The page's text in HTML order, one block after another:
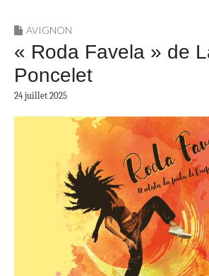
AVIGNON
« Roda Favela » de
Poncelet
24 juillet 2025